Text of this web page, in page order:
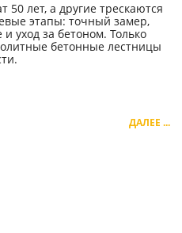
лет, а другие трескаются
этапы: точный замер,
и уход за бетоном. Только
бетонные лестницы
ДАЛЕЕ ...